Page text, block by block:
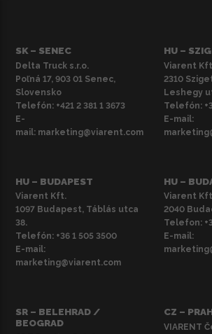
SK – SENEC
Delta Truck s.r.o.
Poľná 17, 903 01 Senec,
Slovensko
Telefón: +421 2 381 1 3673
E-
mail: marketing@viarent.com
HU –
Viarent
2310
Leshegy
Telefón:
E-mail:
HU – BUDAPEST
Viarent Kft.
1097 Budapest, Táblás utca
38.
Telefón: +36 1 505 3500
E-mail:
marketing@viarent.com
HU –
Viarent
2040
Telefon:
E-mail:
SR – BELEHRAD /
BEOGRAD
CZ –
VIARENT